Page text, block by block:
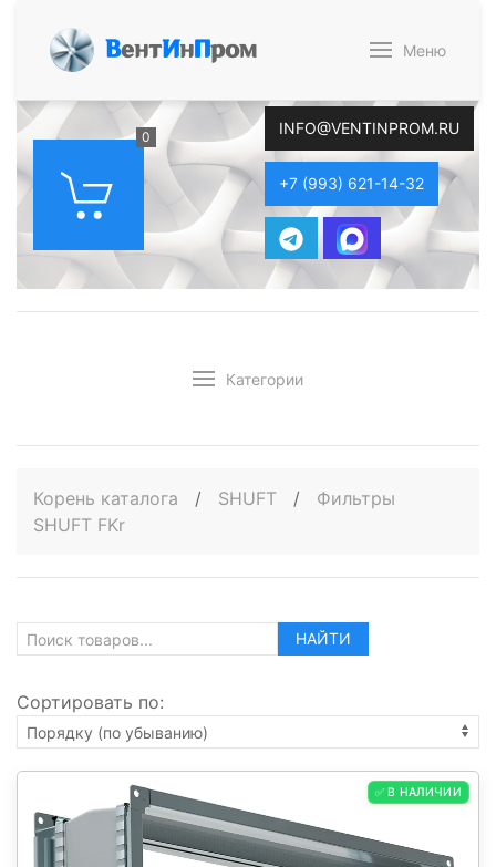
ВентИнПром Меню
0 INFO@VENTINPROM.RU
+7 (993) 621-14-32
Категории
Корень каталога / SHUFT /
Фильтры
SHUFT FKr
НАЙТИ
Сортировать по:
✅ В НАЛИЧИИ